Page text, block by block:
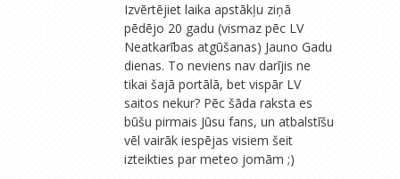
Izvērtējiet laika apstākļu ziņā
pēdējo 20 gadu (vismaz pēc LV
Neatkarības atgūšanas) Jauno Gadu
dienas. To neviens nav darījis ne
tikai šajā portālā, bet vispār LV
saitos nekur? Pēc šāda raksta es
būšu pirmais Jūsu fans, un atbalstīšu
vēl vairāk iespējas visiem šeit
izteikties par meteo jomām ;)